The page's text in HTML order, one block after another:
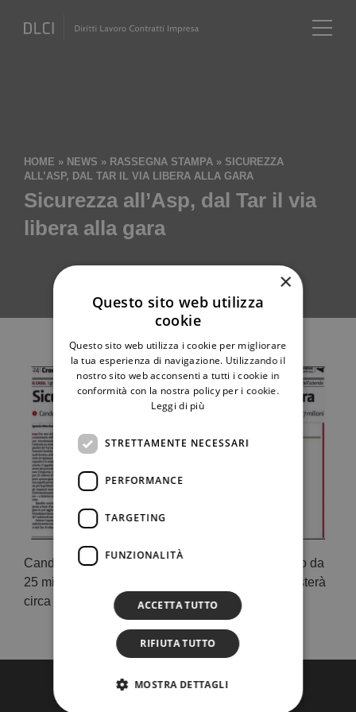
HOME » NEWS » RASSEGNA STAMPA » SICUREZZA
ALL’ASP, DAL TAR IL VIA LIBERA ALLA GARA
Sicurezza all’Asp, dal Tar il via
libera alla gara
Candela, manager dell’azienda, cancellò l’appalto da
25 milioni e avviò un nuovo iter. Ora il servizio costerà
circa 7 milioni.
×
Questo sito web utilizza
cookie
Questo sito web utilizza i cookie per migliorare
la tua esperienza di navigazione. Utilizzando il
nostro sito web acconsenti a tutti i cookie in
conformità con la nostra policy per i cookie.
Leggi di più
STRETTAMENTE NECESSARI
PERFORMANCE
TARGETING
FUNZIONALITÀ
ACCETTA TUTTO
RIFIUTA TUTTO
MOSTRA DETTAGLI